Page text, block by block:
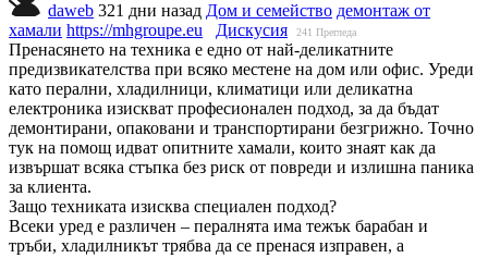
daweb 321 дни назад Дом и семейство демонтаж от
хамали https://mhgroupe.eu Дискусия 241 Прегледа
Пренасянето на техника е едно от най-деликатните
предизвикателства при всяко местене на дом или офис. Уреди
като перални, хладилници, климатици или деликатна
електроника изискват професионален подход, за да бъдат
демонтирани, опаковани и транспортирани безгрижно. Точно
тук на помощ идват опитните хамали, които знаят как да
извършат всяка стъпка без риск от повреди и излишнa паника
за клиента.
Защо техниката изисква специален подход?
Всеки уред е различен – пералнята има тежък барабан и
тръби, хладилникът трябва да се пренася изправен, а